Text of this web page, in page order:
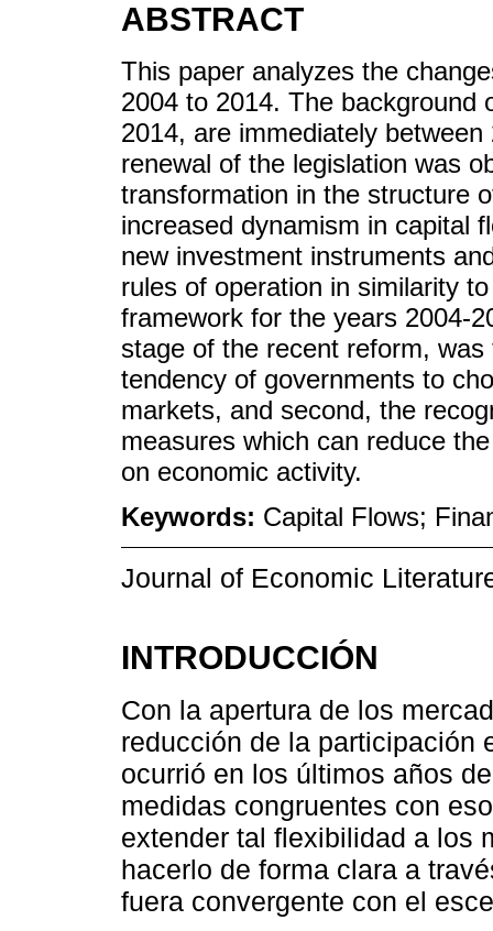
ABSTRACT
This paper analyzes the
2004 to 2014. The background
2014, are immediately
renewal of the legislation was
transformation in the structure
increased dynamism in capital
new investment instruments
rules of operation in similarity
framework for the years 2004-
stage of the recent reform,
tendency of governments to
markets, and second, the
measures which can reduce
on economic activity.
Keywords: Capital Flows;
Journal of Economic
INTRODUCCIÓN
Con la apertura de los
reducción de la participación
ocurrió en los últimos años
medidas congruentes con
extender tal flexibilidad a los
hacerlo de forma clara a
fuera convergente con el